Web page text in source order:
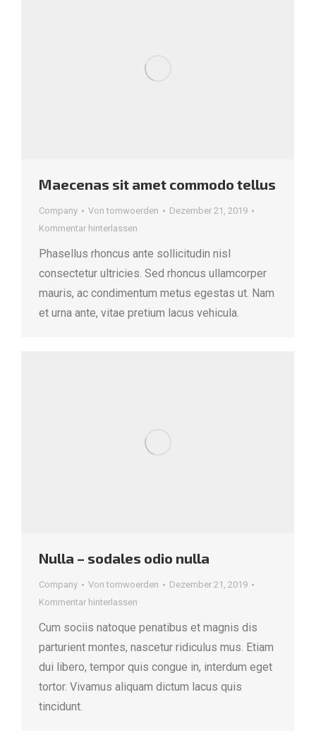
Maecenas sit amet commodo tellus
Company Vontomwoerden
Dezember 21, 2019
Kommentar hinterlassen
Phasellus rhoncus ante sollicitudin nisl
consectetur ultricies. Sed rhoncus ullamcorper
mauris, ac condimentum metus egestas ut. Nam
et urna ante, vitae pretium lacus vehicula.
Nulla – sodales odio nulla
Company Vontomwoerden
Dezember 21, 2019
Kommentar hinterlassen
Cum sociis natoque penatibus et magnis dis
parturient montes, nascetur ridiculus mus. Etiam
dui libero, tempor quis congue in, interdum eget
tortor. Vivamus aliquam dictum lacus quis
tincidunt.